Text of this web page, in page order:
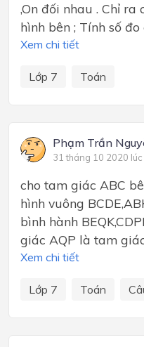
,On đối nhau . Chỉ
hình bên ; Tính số
Xem chi tiết
Lớp 7 Toán
Phạm Trần
31 tháng 10 2020
cho tam giác ABC
hình vuông
bình hành
giác AQP là tam
Xem chi tiết
Lớp 7 Toán